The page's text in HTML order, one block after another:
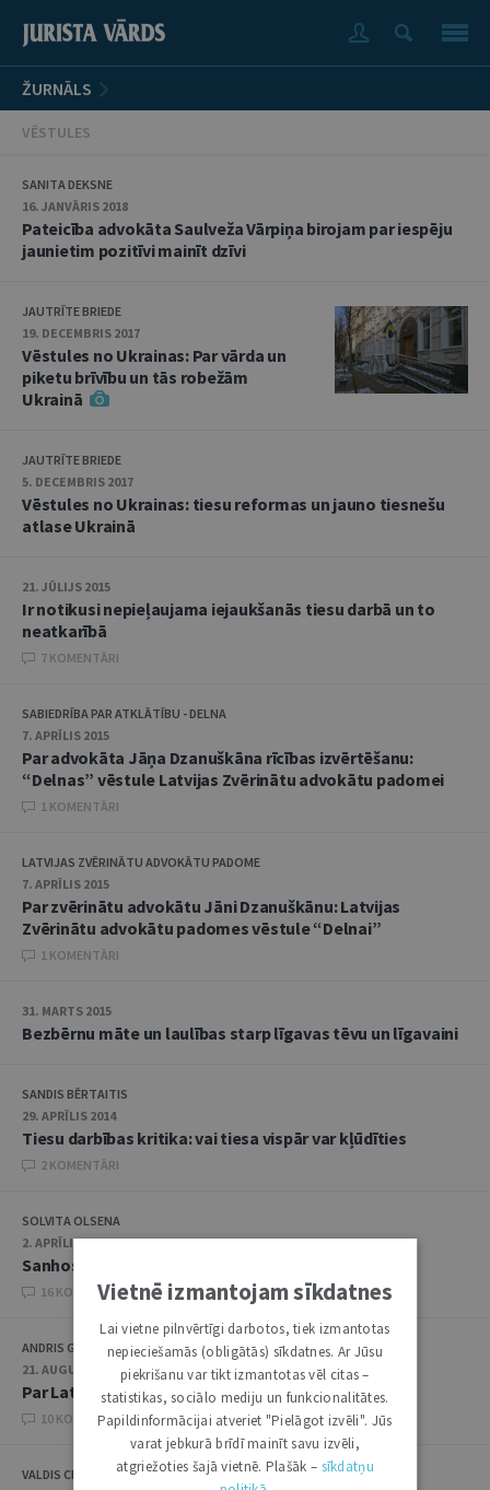
ŽURNĀLS
VĒSTULES
SANITA DEKSNE
16. JANVĀRIS 2018
Pateicība advokāta Saulveža Vārpiņa birojam par iespēju
jaunietim pozitīvi mainīt dzīvi
JAUTRĪTE BRIEDE
19. DECEMBRIS 2017
Vēstules no Ukrainas: Par vārda un
piketu brīvību un tās robežām
Ukrainā
JAUTRĪTE BRIEDE
5. DECEMBRIS 2017
Vēstules no Ukrainas: tiesu reformas un jauno tiesnešu
atlase Ukrainā
21. JŪLIJS 2015
Ir notikusi nepieļaujama iejaukšanās tiesu darbā un to
neatkarībā
7 KOMENTĀRI
SABIEDRĪBA PAR ATKLĀTĪBU - DELNA
7. APRĪLIS 2015
Par advokāta Jāņa Dzanuškāna rīcības izvērtēšanu:
“Delnas” vēstule Latvijas Zvērinātu advokātu padomei
1 KOMENTĀRI
LATVIJAS ZVĒRINĀTU ADVOKĀTU PADOME
7. APRĪLIS 2015
Par zvērinātu advokātu Jāni Dzanuškānu: Latvijas
Zvērinātu advokātu padomes vēstule “Delnai”
1 KOMENTĀRI
31. MARTS 2015
Bezbērnu māte un laulības starp līgavas tēvu un līgavaini
SANDIS BĒRTAITIS
29. APRĪLIS 2014
Tiesu darbības kritika: vai tiesa vispār var kļūdīties
2 KOMENTĀRI
SOLVITA OLSENA
2. APRĪLIS 2013
Sanhosē panti nav tiesību avots
16 KOMENTĀRI
ANDRIS GRŪTUPS
21. AUGUSTS 2012
Par Latvijas Republikas tiesībsarga atzinumu
10 KOMENTĀRI
VALDIS CIELAVA
Vietnē izmantojam sīkdatnes
Lai vietne pilnvērtīgi darbotos, tiek izmantotas
nepieciešamās (obligātās) sīkdatnes. Ar Jūsu
piekrišanu var tikt izmantotas vēl citas –
statistikas, sociālo mediju un funkcionalitātes.
Papildinformācijai atveriet "Pielāgot izvēli". Jūs
varat jebkurā brīdī mainīt savu izvēli,
atgriežoties šajā vietnē. Plašāk – sīkdatņu